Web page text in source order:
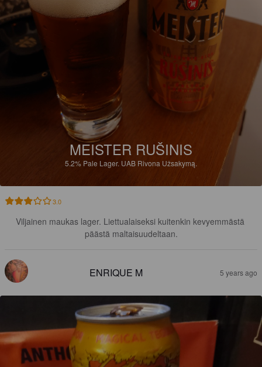
MEISTER RUŠINIS
5.2% Pale Lager. UAB Rivona Užsakymą.
3.0
Viljainen maukas lager. Liettualaiseksi kuitenkin kevyemmästä
päästä maltaisuudeltaan.
ENRIQUE M 5 years ago